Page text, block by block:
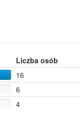
Liczba osób
16
6
4